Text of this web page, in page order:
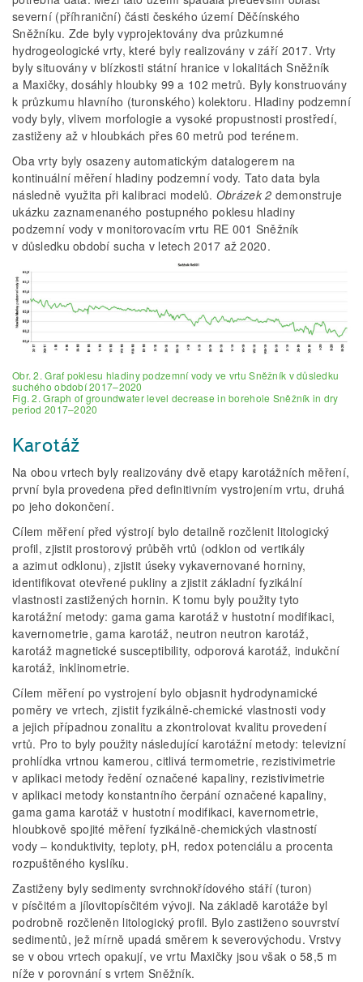
severní (příhraniční) části českého území Děčínského
Sněžníku. Zde byly vyprojektovány dva průzkumné
hydrogeologické vrty, které byly realizovány v září 2017. Vrty
byly situovány v blízkosti státní hranice v lokalitách Sněžník
a Maxičky, dosáhly hloubky 99 a 102 metrů. Byly konstruovány
k průzkumu hlavního (turonského) kolektoru. Hladiny podzemní
vody byly, vlivem morfologie a vysoké propustnosti prostředí,
zastiženy až v hloubkách přes 60 metrů pod terénem.
Oba vrty byly osazeny automatickým datalogerem na
kontinuální měření hladiny podzemní vody. Tato data byla
následně využita při kalibraci modelů. Obrázek 2 demonstruje
ukázku zaznamenaného postupného poklesu hladiny
podzemní vody v monitorovacím vrtu RE 001 Sněžník
v důsledku období sucha v letech 2017 až 2020.
Obr. 2. Graf poklesu hladiny podzemní vody ve vrtu Sněžník v důsledku
suchého období 2017–2020
Fig. 2. Graph of groundwater level decrease in borehole Sněžník in dry
period 2017–2020
Karotáž
Na obou vrtech byly realizovány dvě etapy karotážních měření,
první byla provedena před definitivním vystrojením vrtu, druhá
po jeho dokončení.
Cílem měření před výstrojí bylo detailně rozčlenit litologický
profil, zjistit prostorový průběh vrtů (odklon od vertikály
a azimut odklonu), zjistit úseky vykavernované horniny,
identifikovat otevřené pukliny a zjistit základní fyzikální
vlastnosti zastižených hornin. K tomu byly použity tyto
karotážní metody: gama gama karotáž v hustotní modifikaci,
kavernometrie, gama karotáž, neutron neutron karotáž,
karotáž magnetické susceptibility, odporová karotáž, indukční
karotáž, inklinometrie.
Cílem měření po vystrojení bylo objasnit hydrodynamické
poměry ve vrtech, zjistit fyzikálně-chemické vlastnosti vody
a jejich případnou zonalitu a zkontrolovat kvalitu provedení
vrtů. Pro to byly použity následující karotážní metody: televizní
prohlídka vrtnou kamerou, citlivá termometrie, rezistivimetrie
v aplikaci metody ředění označené kapaliny, rezistivimetrie
v aplikaci metody konstantního čerpání označené kapaliny,
gama gama karotáž v hustotní modifikaci, kavernometrie,
hloubkově spojité měření fyzikálně-chemických vlastností
vody – konduktivity, teploty, pH, redox potenciálu a procenta
rozpuštěného kyslíku.
Zastiženy byly sedimenty svrchnokřídového stáří (turon)
v písčitém a jílovitopísčitém vývoji. Na základě karotáže byl
podrobně rozčleněn litologický profil. Bylo zastiženo souvrství
sedimentů, jež mírně upadá směrem k severovýchodu. Vrstvy
se v obou vrtech opakují, ve vrtu Maxičky jsou však o 58,5 m
níže v porovnání s vrtem Sněžník.